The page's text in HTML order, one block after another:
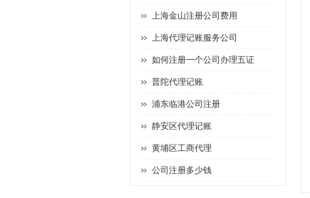
上海金山注册公司费用
上海代理记账服务公司
如何注册一个公司办理五证
普陀代理记账
浦东临港公司注册
静安区代理记账
黄埔区工商代理
公司注册多少钱